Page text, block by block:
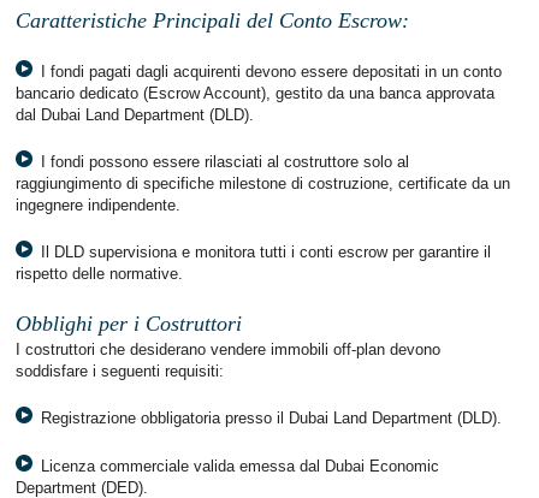
Caratteristiche Principali del Conto Escrow:
I fondi pagati dagli acquirenti devono essere depositati in un conto
bancario dedicato (Escrow Account), gestito da una banca approvata
dal Dubai Land Department (DLD).
I fondi possono essere rilasciati al costruttore solo al
raggiungimento di specifiche milestone di costruzione, certificate da un
ingegnere indipendente.
Il DLD supervisiona e monitora tutti i conti escrow per garantire il
rispetto delle normative.
Obblighi per i Costruttori
I costruttori che desiderano vendere immobili off-plan devono
soddisfare i seguenti requisiti:
Registrazione obbligatoria presso il Dubai Land Department (DLD).
Licenza commerciale valida emessa dal Dubai Economic
Department (DED).